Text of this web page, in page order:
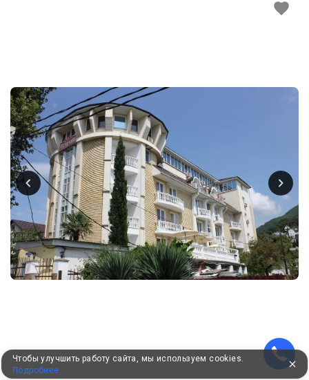
Чтобы улучшить работу сайта, мы используем cookies.
Подробнее